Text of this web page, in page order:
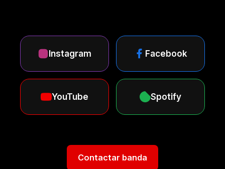
Instagram Facebook
YouTube Spotify
Contactar banda